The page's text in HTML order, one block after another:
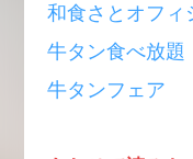
和食さとオフィ
牛タン食べ放題
牛タンフェア